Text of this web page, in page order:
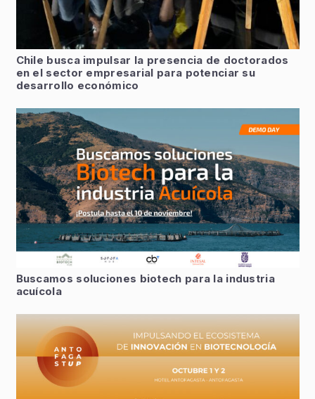
Chile busca impulsar la presencia de doctorados
en el sector empresarial para potenciar su
desarrollo económico
Buscamos soluciones biotech para la industria
acuícola